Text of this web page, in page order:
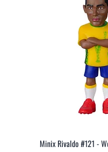
Vista
Minix Rivaldo #121 -